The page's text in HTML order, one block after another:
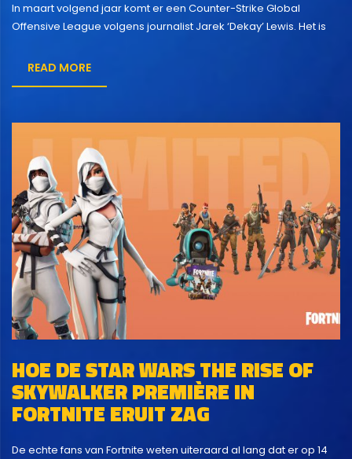
In maart volgend jaar komt er een Counter-Strike Global
Offensive League volgens journalist Jarek ‘Dekay’ Lewis. Het is
toernooi. Er worden dan 3 offline toernooien gespeeld en per
READ MORE
HOE DE STAR WARS THE RISE OF
SKYWALKER PREMIÈRE IN
FORTNITE ERUIT ZAG
De echte fans van Fortnite weten uiteraard al lang dat er op 14